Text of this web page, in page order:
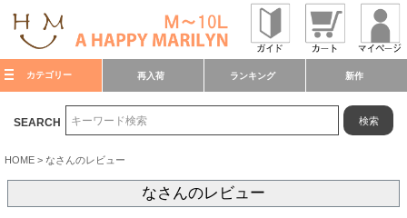
カテゴリー 再入荷 ランキング 新作
SEARCH 検索
HOME なさんのレビュー
なさんのレビュー